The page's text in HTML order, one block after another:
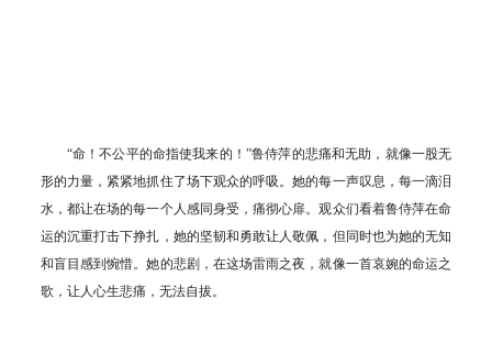
“命！不公平的命指使我来的！”鲁侍萍的悲痛和无助，就像一股无
形的力量，紧紧地抓住了场下观众的呼吸。她的每一声叹息，每一滴泪
水，都让在场的每一个人感同身受，痛彻心扉。观众们看着鲁侍萍在命
运的沉重打击下挣扎，她的坚韧和勇敢让人敬佩，但同时也为她的无知
和盲目感到惋惜。她的悲剧，在这场雷雨之夜，就像一首哀婉的命运之
歌，让人心生悲痛，无法自拔。